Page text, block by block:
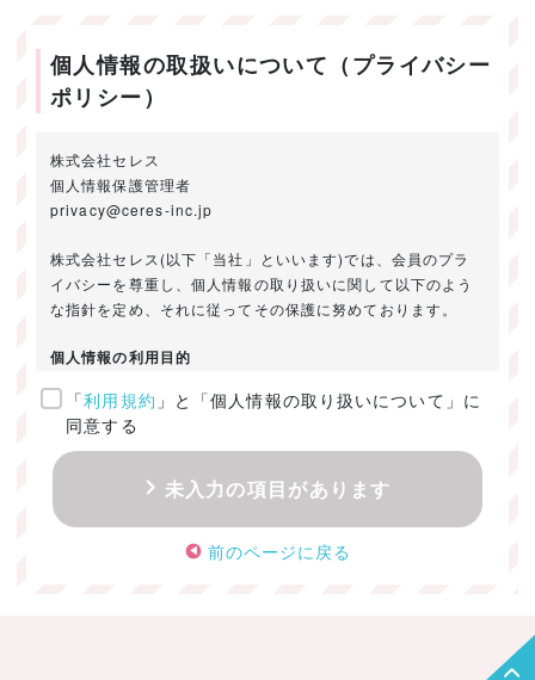
個人情報の取扱いについて（プライバシー
ポリシー）
株式会社セレス
個人情報保護管理者
privacy@ceres-inc.jp
株式会社セレス(以下「当社」といいます)では、会員のプラ
イバシーを尊重し、個人情報の取り扱いに関して以下のよう
な指針を定め、それに従ってその保護に努めております。
個人情報の利用目的
ご提供いただきました個人情報は、以下のためにのみ利用い
たします。
・お問い合わせに対する回答及び資料送付のご連絡
・当社のお客様向けサービスの提供
・本人確認
・サービスの開発・改善のための分析
「利用規約 」と「個人情報の取り扱いについて」に
同意する
未入力の項目があります
前のページに戻る